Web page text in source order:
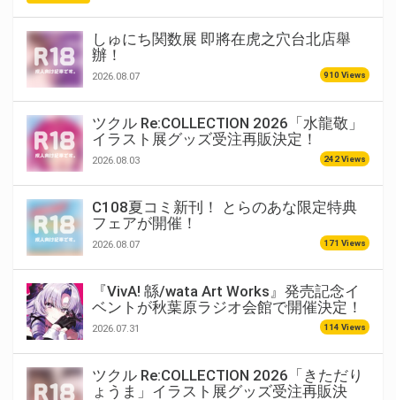
しゅにち関数展 即將在虎之穴台北店舉
辦！
2026.08.07 910 Views
ツクル Re:COLLECTION 2026「水龍敬」
イラスト展グッズ受注再販決定！
2026.08.03 242 Views
C108夏コミ新刊！ とらのあな限定特典
フェアが開催！
2026.08.07 171 Views
『VivA! 緜/wata Art Works』発売記念イ
ベントが秋葉原ラジオ会館で開催決定！
2026.07.31 114 Views
ツクル Re:COLLECTION 2026「きただり
ょうま」イラスト展グッズ受注再販決